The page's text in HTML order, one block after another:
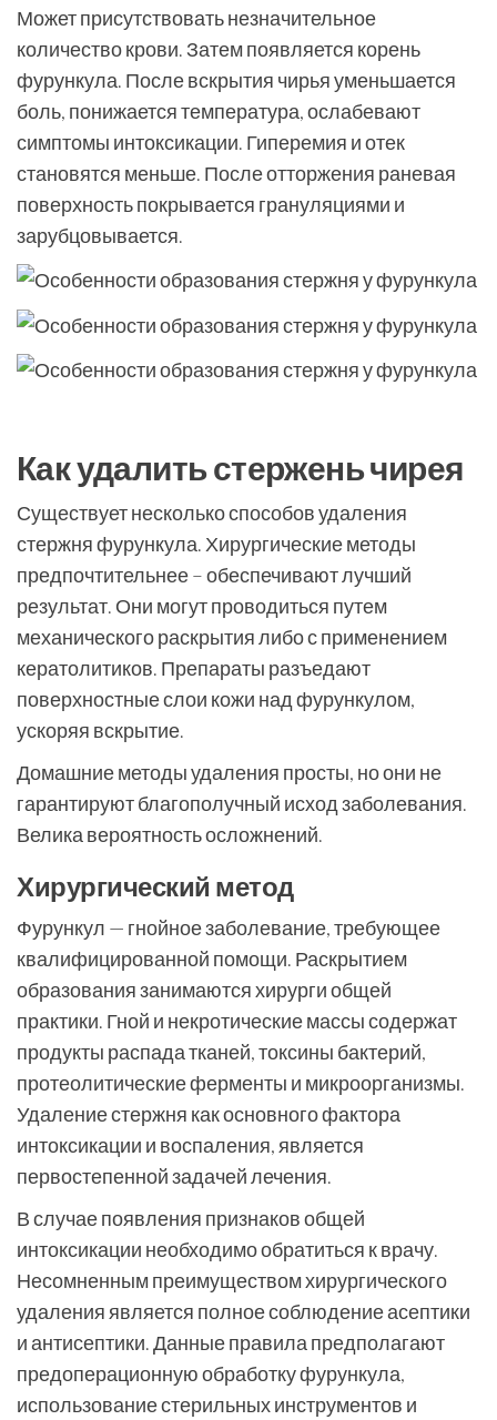
Может присутствовать незначительное
количество крови. Затем появляется корень
фурункула. После вскрытия чирья уменьшается
боль, понижается температура, ослабевают
симптомы интоксикации. Гиперемия и отек
становятся меньше. После отторжения раневая
поверхность покрывается грануляциями и
зарубцовывается.
Как удалить стержень чирея
Существует несколько способов удаления
стержня фурункула. Хирургические методы
предпочтительнее – обеспечивают лучший
результат. Они могут проводиться путем
механического раскрытия либо с применением
кератолитиков. Препараты разъедают
поверхностные слои кожи над фурункулом,
ускоряя вскрытие.
Домашние методы удаления просты, но они не
гарантируют благополучный исход заболевания.
Велика вероятность осложнений.
Хирургический метод
Фурункул — гнойное заболевание, требующее
квалифицированной помощи. Раскрытием
образования занимаются хирурги общей
практики. Гной и некротические массы содержат
продукты распада тканей, токсины бактерий,
протеолитические ферменты и микроорганизмы.
Удаление стержня как основного фактора
интоксикации и воспаления, является
первостепенной задачей лечения.
В случае появления признаков общей
интоксикации необходимо обратиться к врачу.
Несомненным преимуществом хирургического
удаления является полное соблюдение асептики
и антисептики. Данные правила предполагают
предоперационную обработку фурункула,
использование стерильных инструментов и